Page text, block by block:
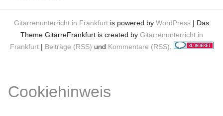
Gitarrenunterricht in Frankfurt is powered by WordPress | Das
Theme GitarreFrankfurt is created by Gitarrenunterricht in
Frankfurt| Beiträge (RSS) und Kommentare (RSS)
Cookiehinweis